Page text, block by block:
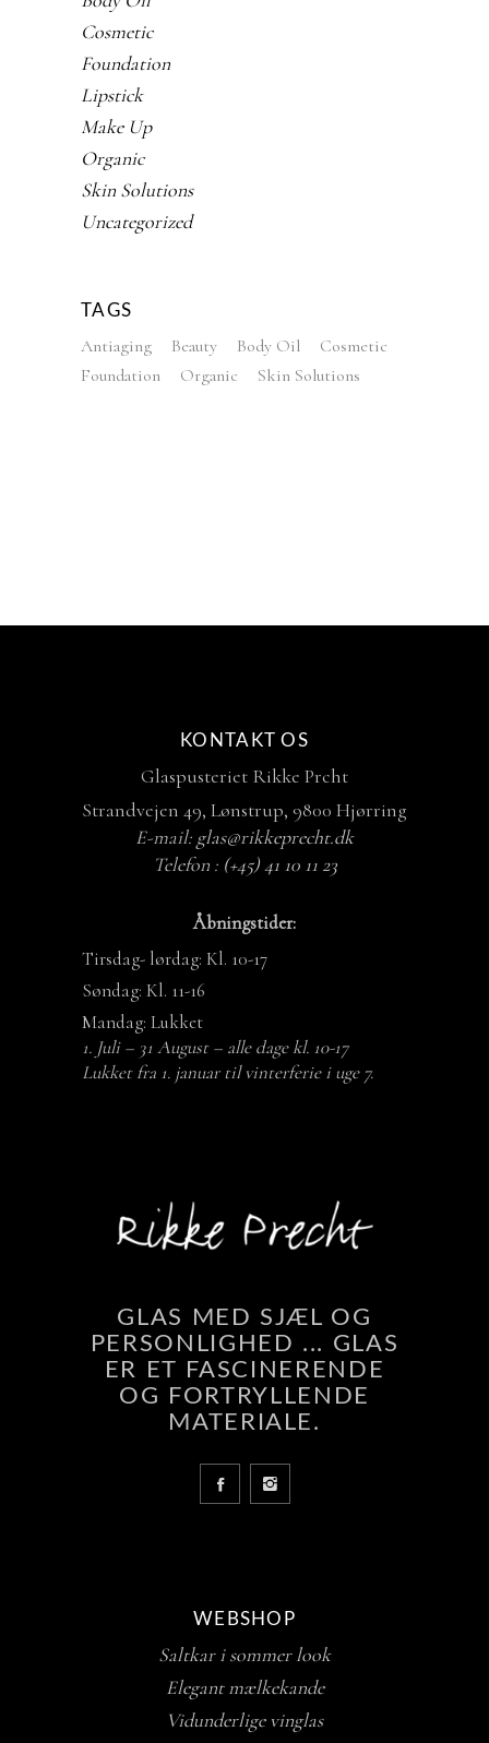
Cosmetic
Foundation
Lipstick
Make Up
Organic
Skin Solutions
Uncategorized
TAGS
Antiaging Beauty Body Oil
Cosmetic
Foundation
Organic Skin Solutions
KONTAKT OS
Glaspusteriet Rikke Prcht
Strandvejen 49, Lønstrup, 9800 Hjørring
E-mail: glas@rikkeprecht.dk
Telefon : (+45) 41 10 11 23
Åbningstider:
Tirsdag- lørdag: Kl. 10-17
Søndag: Kl. 11-16
Mandag: Lukket
1. Juli – 31 August – alle dage kl. 10-17
Lukket fra 1. januar til vinterferie i uge 7.
GLAS MED SJÆL OG
PERSONLIGHED ... GLAS
ER ET FASCINERENDE
OG FORTRYLLENDE
MATERIALE.
WEBSHOP
Saltkar i sommer look
Elegant mælkekande
Vidunderlige vinglas